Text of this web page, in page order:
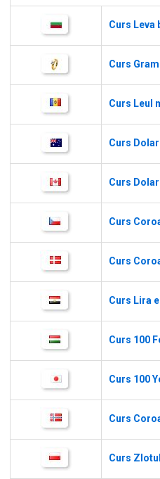
Curs Leva
Curs
Curs Leul
Curs
Curs
Curs
Curs
Curs Lira
Curs 100
Curs 100
Curs
Curs